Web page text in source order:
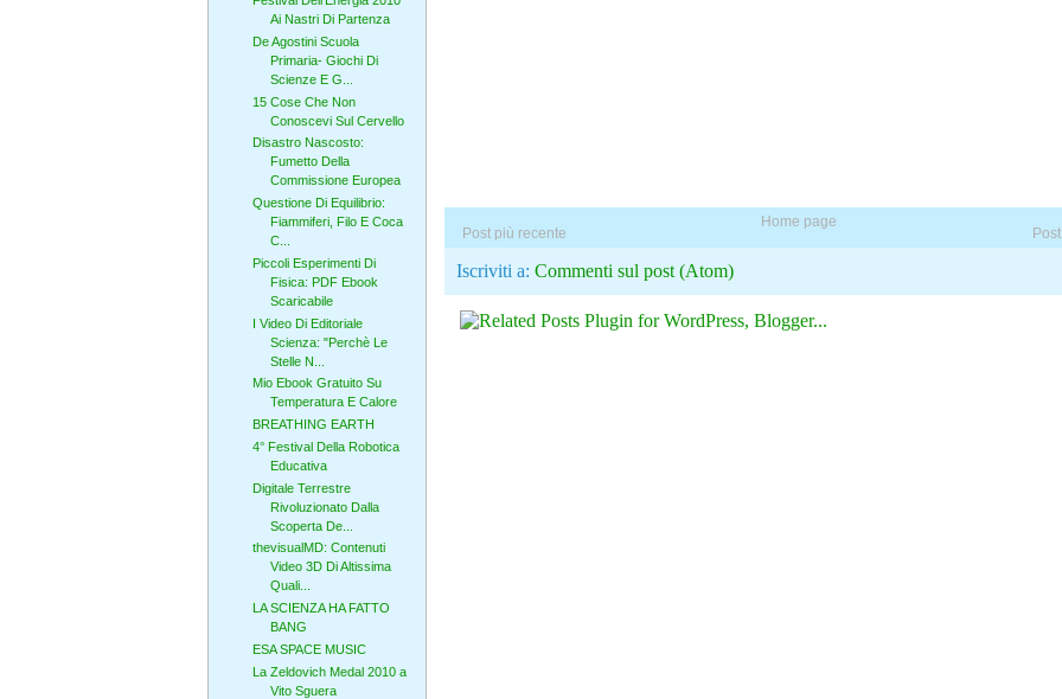
Post più recente
Home page
Iscriviti a: Commenti sul post (Atom)
Ai Nastri Di Partenza
De Agostini Scuola
Primaria- Giochi Di
Scienze E G...
15 Cose Che Non
Conoscevi Sul Cervello
Disastro Nascosto:
Fumetto Della
Commissione Europea
Questione Di Equilibrio:
Fiammiferi, Filo E Coca
C...
Piccoli Esperimenti Di
Fisica: PDF Ebook
Scaricabile
I Video Di Editoriale
Scienza: "Perchè Le
Stelle N...
Mio Ebook Gratuito Su
Temperatura E Calore
BREATHING EARTH
4° Festival Della Robotica
Educativa
Digitale Terrestre
Rivoluzionato Dalla
Scoperta De...
thevisualMD: Contenuti
Video 3D Di Altissima
Quali...
LA SCIENZA HA FATTO
BANG
ESA SPACE MUSIC
La Zeldovich Medal 2010 a
Vito Sguera